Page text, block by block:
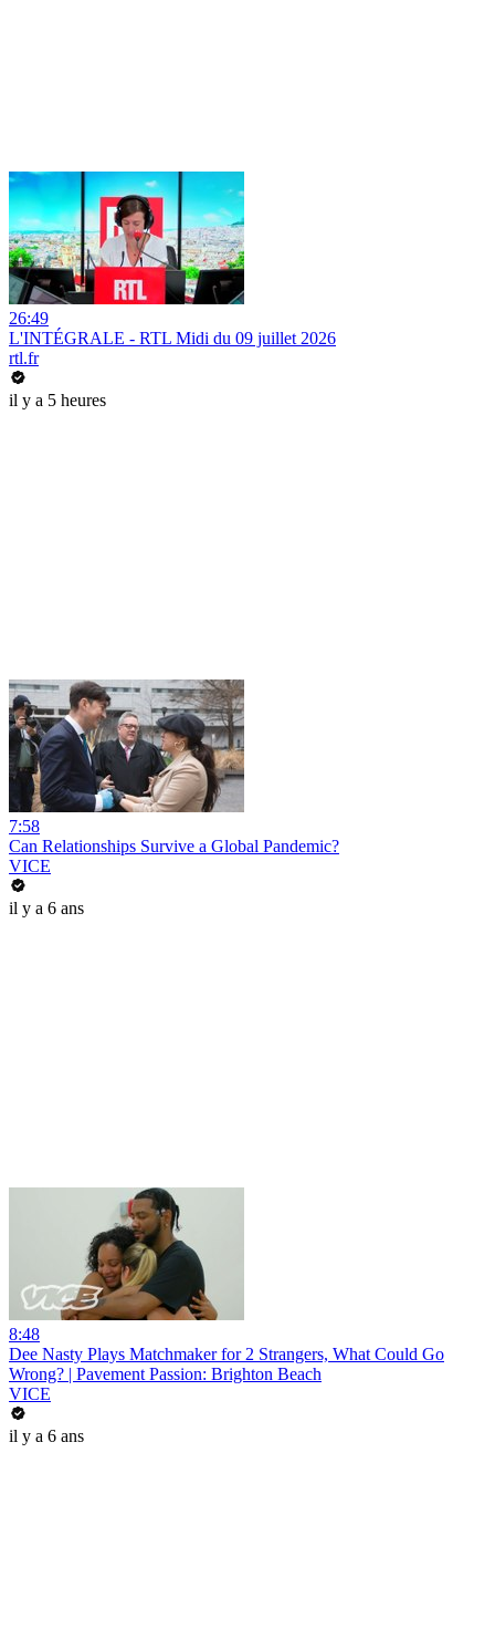
26:49
L'INTÉGRALE - RTL Midi du 09 juillet 2026
rtl.fr
il y a 5 heures
7:58
Can Relationships Survive a Global Pandemic?
VICE
il y a 6 ans
8:48
Dee Nasty Plays Matchmaker for 2 Strangers, What Could Go
Wrong? | Pavement Passion: Brighton Beach
VICE
il y a 6 ans